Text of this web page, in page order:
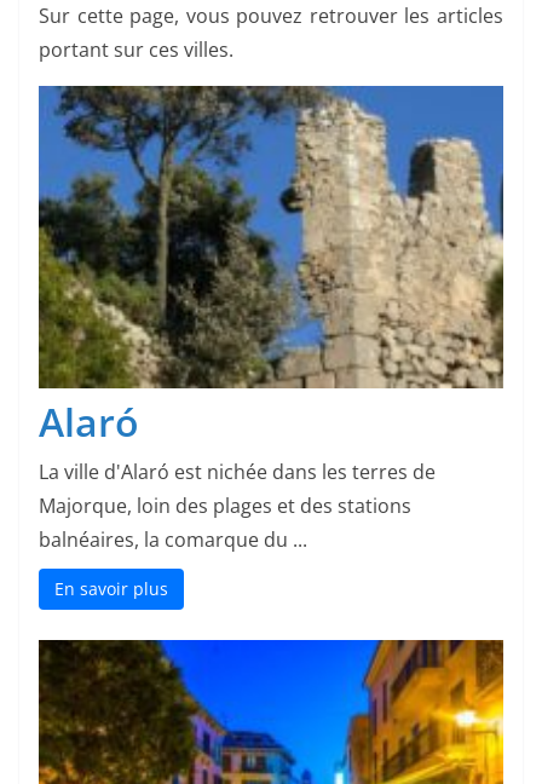
Sur cette page, vous pouvez retrouver les articles
portant sur ces villes.
Alaró
La ville d'Alaró est nichée dans les terres de
Majorque, loin des plages et des stations
balnéaires, la comarque du ...
En savoir plus